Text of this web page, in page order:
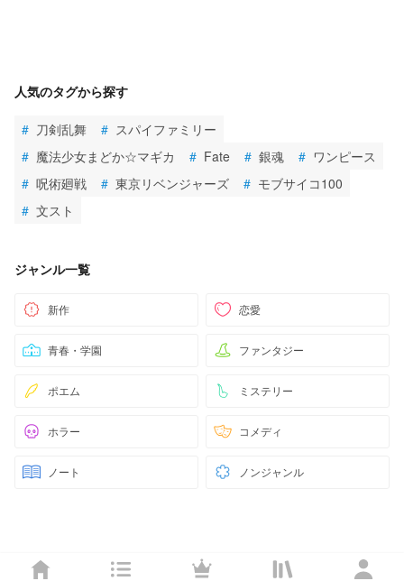
人気のタグから探す
# 刀剣乱舞 # スパイファミリー
# 魔法少女まどか☆マギカ # Fate # 銀魂 # ワンピース
# 呪術廻戦 # 東京リベンジャーズ # モブサイコ100
# 文スト
ジャンル一覧
新作 恋愛
青春・学園 ファンタジー
ポエム ミステリー
ホラー コメディ
ノート ノンジャンル